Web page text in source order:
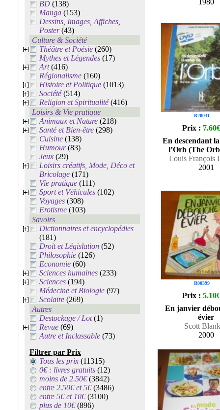
BD (138)
Manga (153)
Dessins, Images, Affiches,
Poster(43)
Culture & Société
Théâtre et Poésie (260)
Mythes et Légendes (17)
Art(416)
Régionalisme (160)
Histoire et Politique (1013)
Société(514)
Religion et Spiritualité(416)
Loisirs & Vie pratique
Animaux et Nature (218)
Santé et Bien-être (298)
Cuisine (138)
Humour(83)
Jeux (29)
Loisirs créatifs, Mode, Déco et
Bricolage (171)
Vie pratique (111)
Sport et Véhicules (102)
Voyages (308)
Erotisme (103)
Savoirs
Dictionnaires et encyclopédies
(181)
Droit et Législation (52)
Philosophie (126)
Economie (60)
Sciences humaines (233)
Sciences (194)
Médecine et Biologie (97)
Scolaire (269)
Autres
Destockage / Lot(1)
Revue (69)
Autre et Inclassable (73)
Filtrer par Prix
Tous les prix (11315)
0€ : livres gratuits (12)
moins de 2.50€(3842)
entre 2.50€ et 5€(3486)
entre 5€ et 10€(3100)
plus de 10€(896)
1980
R20031
Prix : 7.60€
En descendant
l’Orb (The
Louis François
2001
R00399
Prix : 5.10€
En janvier
évier
Scott
2000